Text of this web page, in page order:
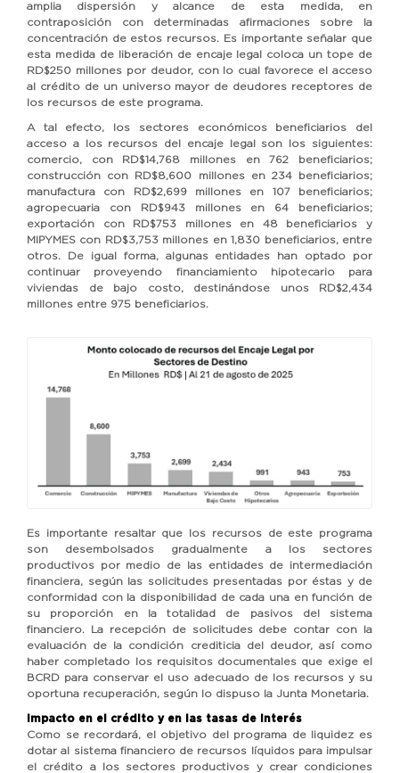
amplia dispersión y alcance de esta medida, en
contraposición con determinadas afirmaciones sobre la
concentración de estos recursos. Es importante señalar que
esta medida de liberación de encaje legal coloca un tope de
RD$250 millones por deudor, con lo cual favorece el acceso
al crédito de un universo mayor de deudores receptores de
los recursos de este programa.
A tal efecto, los sectores económicos beneficiarios del
acceso a los recursos del encaje legal son los siguientes:
comercio, con RD$14,768 millones en 762 beneficiarios;
construcción con RD$8,600 millones en 234 beneficiarios;
manufactura con RD$2,699 millones en 107 beneficiarios;
agropecuaria con RD$943 millones en 64 beneficiarios;
exportación con RD$753 millones en 48 beneficiarios y
MIPYMES con RD$3,753 millones en 1,830 beneficiarios, entre
otros. De igual forma, algunas entidades han optado por
continuar proveyendo financiamiento hipotecario para
viviendas de bajo costo, destinándose unos RD$2,434
millones entre 975 beneficiarios.
Es importante resaltar que los recursos de este programa
son desembolsados gradualmente a los sectores
productivos por medio de las entidades de intermediación
financiera, según las solicitudes presentadas por éstas y de
conformidad con la disponibilidad de cada una en función de
su proporción en la totalidad de pasivos del sistema
financiero. La recepción de solicitudes debe contar con la
evaluación de la condición crediticia del deudor, así como
haber completado los requisitos documentales que exige el
BCRD para conservar el uso adecuado de los recursos y su
oportuna recuperación, según lo dispuso la Junta Monetaria.
Impacto en el crédito y en las tasas de interés
Como se recordará, el objetivo del programa de liquidez es
dotar al sistema financiero de recursos líquidos para impulsar
el crédito a los sectores productivos y crear condiciones